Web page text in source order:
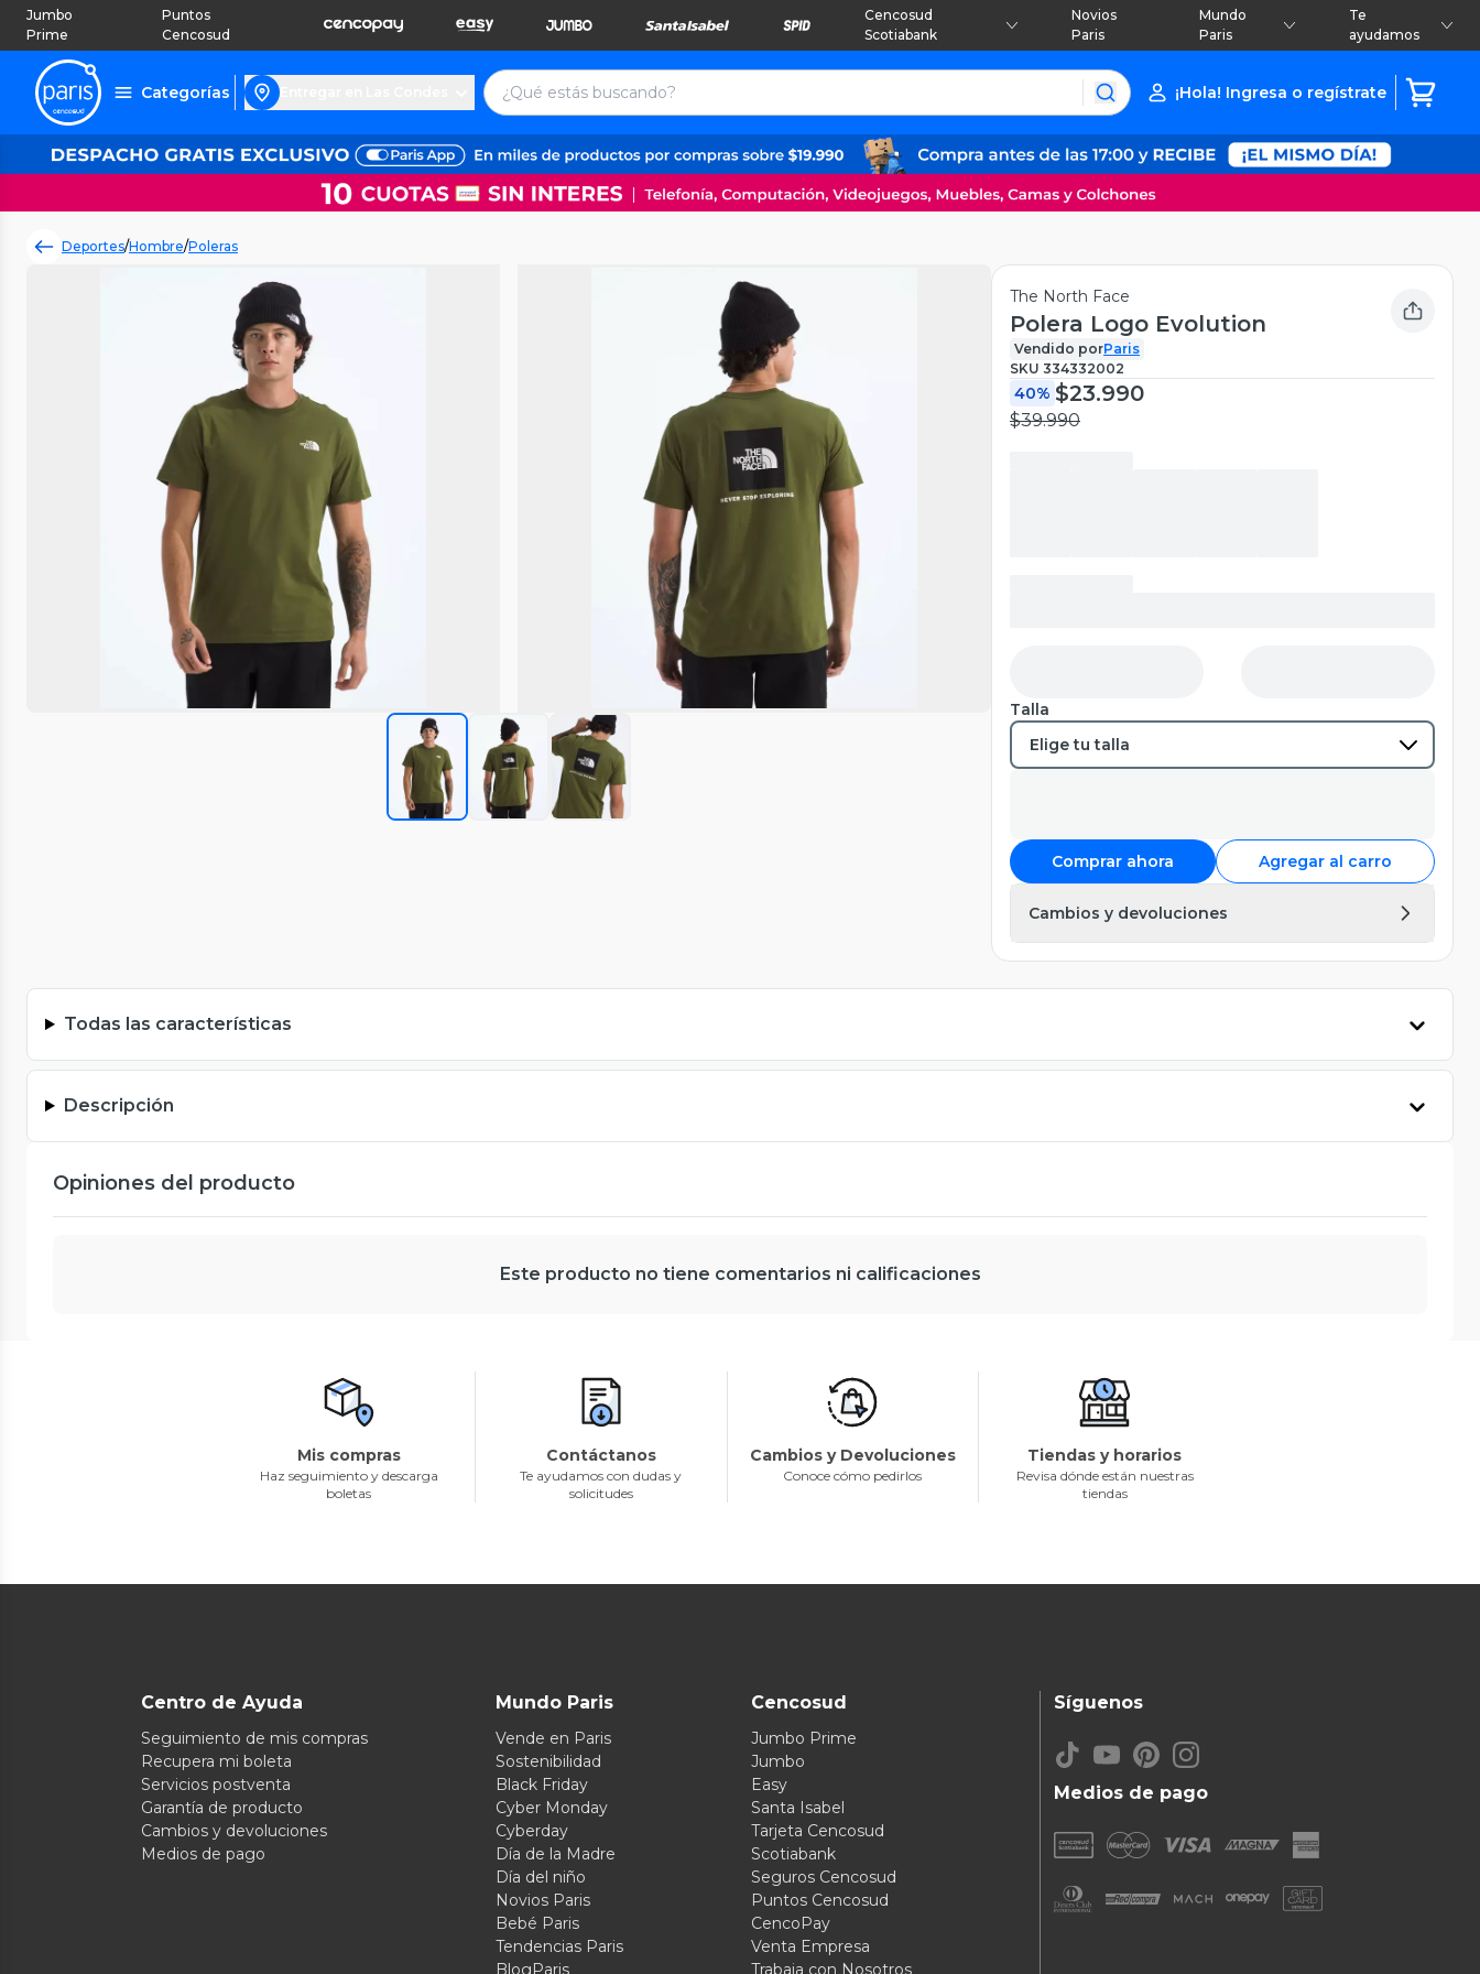
Jumbo
Prime
Puntos
Cencosud
Cencosud
Scotiabank
Novios
Paris
Mundo
Paris
Te
ayudamos
Categorías ¡Hola! Ingresa o regístrate
Deportes/Hombre/Poleras
The North Face
Polera Logo Evolution
Vendido porParis
SKU 334332002
40% $23.990
$39.990
Talla
Comprar ahora Agregar al carro
Cambios y devoluciones
Todas las características
Descripción
Opiniones del producto
Este producto no tiene comentarios ni calificaciones
Mis compras
Haz seguimiento y descarga
boletas
Contáctanos
Te ayudamos con dudas y
solicitudes
Cambios y Devoluciones
Conoce cómo pedirlos
Tiendas y horarios
Revisa dónde están nuestras
tiendas
Centro de Ayuda
Seguimiento de mis compras
Recupera mi boleta
Servicios postventa
Garantía de producto
Cambios y devoluciones
Medios de pago
Mundo Paris
Vende en Paris
Sostenibilidad
Black Friday
Cyber Monday
Cyberday
Día de la Madre
Día del niño
Novios Paris
Bebé Paris
Tendencias Paris
BlogParis
Cencosud
Jumbo Prime
Jumbo
Easy
Santa Isabel
Tarjeta Cencosud
Scotiabank
Seguros Cencosud
Puntos Cencosud
CencoPay
Venta Empresa
Trabaja con Nosotros
Medios de pago
Síguenos